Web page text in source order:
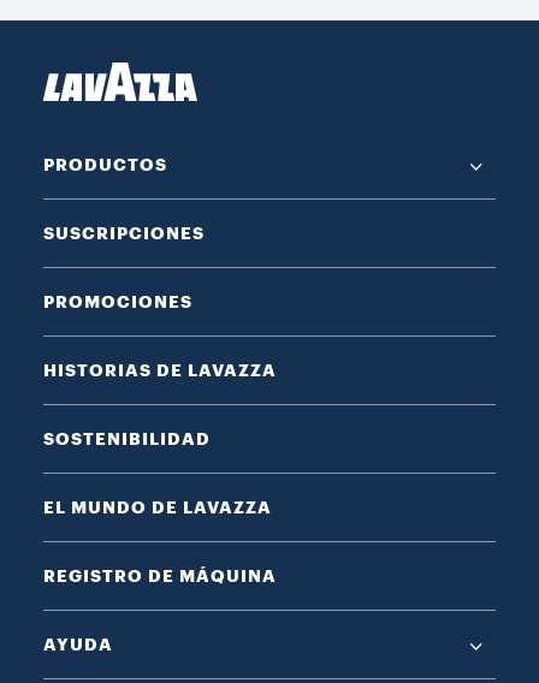
PRODUCTOS
SUSCRIPCIONES
PROMOCIONES
HISTORIAS DE LAVAZZA
SOSTENIBILIDAD
EL MUNDO DE LAVAZZA
REGISTRO DE MÁQUINA
AYUDA